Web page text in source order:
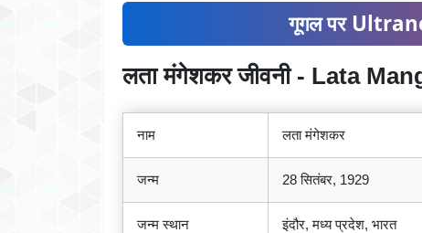
गूगल पर
लता मंगेशकर जीवनी - Lata
नाम लता मंगेशकर
जन्म 28 सितंबर, 1929
जन्म स्थान इंदौर, मध्य प्रदेश, भारत